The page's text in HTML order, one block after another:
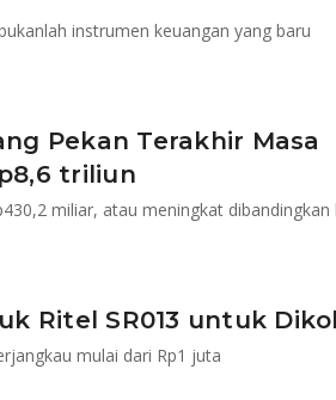
instrumen keuangan yang baru
Pekan Terakhir Masa
triliun
Ritel SR013 untuk
mulai dari Rp1 juta